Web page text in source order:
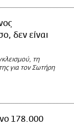
δεν είναι
τη
για τον Σωτήρη
178.000